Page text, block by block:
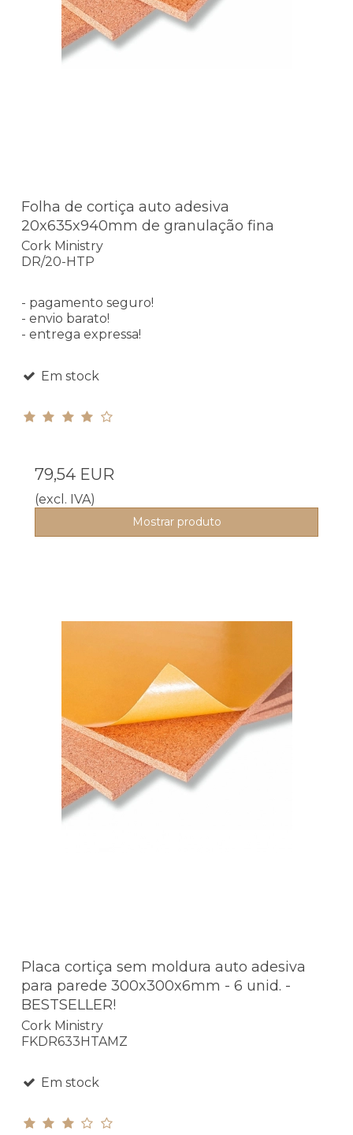
Folha de cortiça auto adesiva
20x635x940mm de granulação fina
Cork Ministry
DR/20-HTP
- pagamento seguro!
- envio barato!
- entrega expressa!
Em stock
79,54 EUR
(excl. IVA)
Mostrar produto
Placa cortiça sem moldura auto adesiva
para parede 300x300x6mm - 6 unid. -
BESTSELLER!
Cork Ministry
FKDR633HTAMZ
Em stock